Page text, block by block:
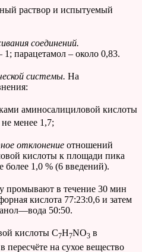
раствор и испытуемый
соединений.
парацетамол – около 0,83.
системы. На
аминосалициловой кислоты
менее 1,7;
отклонение отношений
кислоты к площади пика
более 1,0 % (6 введений).
промывают в течение 30 мин
кислота 77:23:0,6 и затем
50:50.
кислоты C7H7NO3 в
пересчёте на сухое вещество